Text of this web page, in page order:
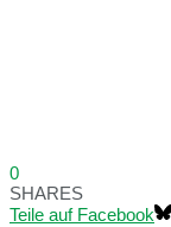
0
SHARES
Teile auf Facebook